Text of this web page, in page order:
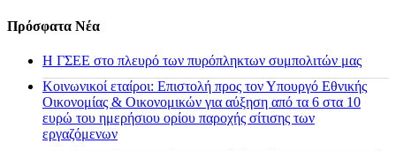
Πρόσφατα Νέα
H ΓΣΕΕ στο πλευρό των πυρόπληκτων συμπολιτών μας
Κοινωνικοί εταίροι: Επιστολή προς τον Υπουργό Εθνικής
Οικονομίας & Οικονομικών για αύξηση από τα 6 στα 10
ευρώ του ημερήσιου ορίου παροχής σίτισης των
εργαζόμενων